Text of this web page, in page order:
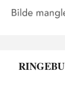
RINGEBU